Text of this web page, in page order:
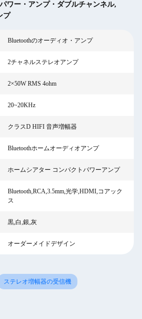
ワー・アンプ・ダブルチャンネル,
プ
Bluetoothのオーディオ・アンプ
2チャネルステレオアンプ
2×50W RMS 4ohm
20~20KHz
クラスD HIFI 音声増幅器
Bluetoothホームオーディオアンプ
ホームシアター コンパクトパワーアンプ
Bluetooth,RCA,3.5mm,光学,HDMI,コアック
ス
黒,白,銀,灰
オーダーメイドデザイン
ステレオ増幅器の受信機